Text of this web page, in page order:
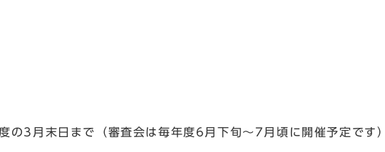
の3月末日まで（審査会は毎年度6月下旬～7月頃に開催予定です）